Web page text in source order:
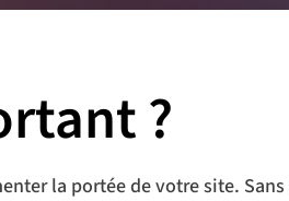
?
la portée de votre site.